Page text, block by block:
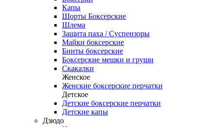
Капы
Шорты Боксерские
Шлема
Защита паха / Суспензоры
Майки боксерские
Бинты боксерские
Боксерские мешки и груши
Скакалки
Женское
Женские боксерские перчатки
Детское
Детские боксерские перчатки
Детские капы
Дзюдо